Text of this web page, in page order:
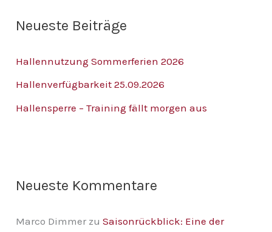
e
a
c
Neueste Beiträge
Hallennutzung Sommerferien 2026
Hallenverfügbarkeit 25.09.2026
Hallensperre – Training fällt morgen aus
Neueste Kommentare
Marco Dimmer zuSaisonrückblick: Eine der